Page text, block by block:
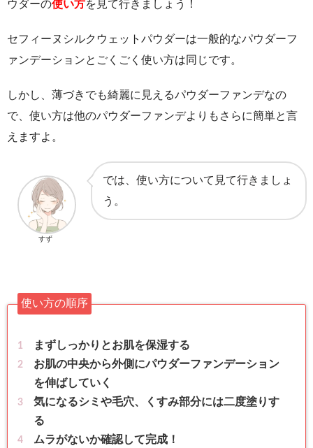
ウダーの使い方を見て行きましょう！
セフィーヌシルクウェットパウダーは一般的なパウダーフ
ァンデーションとごくごく使い方は同じです。
しかし、薄づきでも綺麗に見えるパウダーファンデなの
で、使い方は他のパウダーファンデよりもさらに簡単と言
えますよ。
では、使い方について見て行きましょ
う。
すず
使い方の順序
まずしっかりとお肌を保湿する
お肌の中央から外側にパウダーファンデーション
を伸ばしていく
気になるシミや毛穴、くすみ部分には二度塗りす
る
ムラがないか確認して完成！